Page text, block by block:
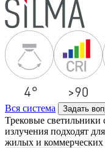
Вся система Задать
Трековые светильники
излучения подходят
жилых и